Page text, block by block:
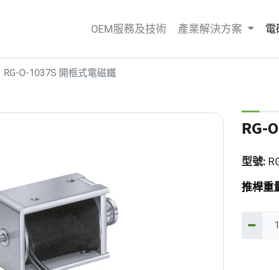
OEM服務及技術 產業解決方案 電
RG-O-1037S 開框式電磁鐵
RG-
型號:
推桿重